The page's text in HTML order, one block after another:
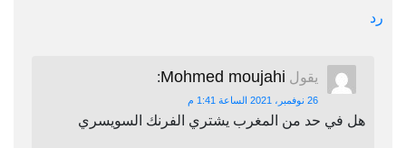
رد
يقول Mohmed moujahi
:
26 نوفمبر، 2021 الساعة 1:41 م
هل في حد من المغرب يشتري الفرنك السويسري